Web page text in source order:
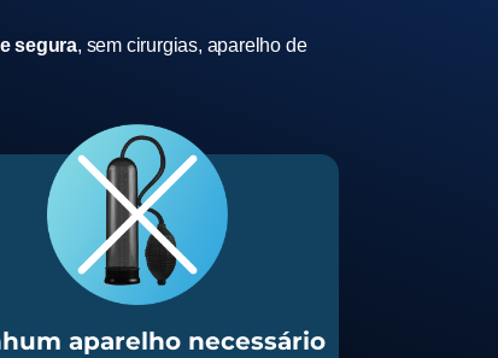
segura, sem cirurgias, aparelho de
aparelho necessário